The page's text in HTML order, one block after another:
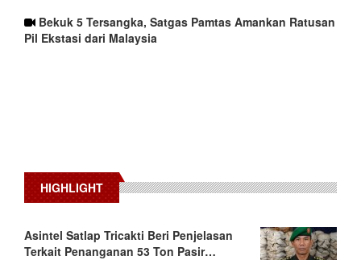
Bekuk 5 Tersangka, Satgas Pamtas Amankan Ratusan
Pil Ekstasi dari Malaysia
HIGHLIGHT
Asintel Satlap Tricakti Beri Penjelasan
Terkait Penanganan 53 Ton Pasir…